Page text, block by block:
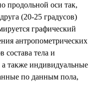
продольной оси так,
(20-25 градусов)
графический
антропометрических
состава тела и
а также индивидуальные
по данным пола,